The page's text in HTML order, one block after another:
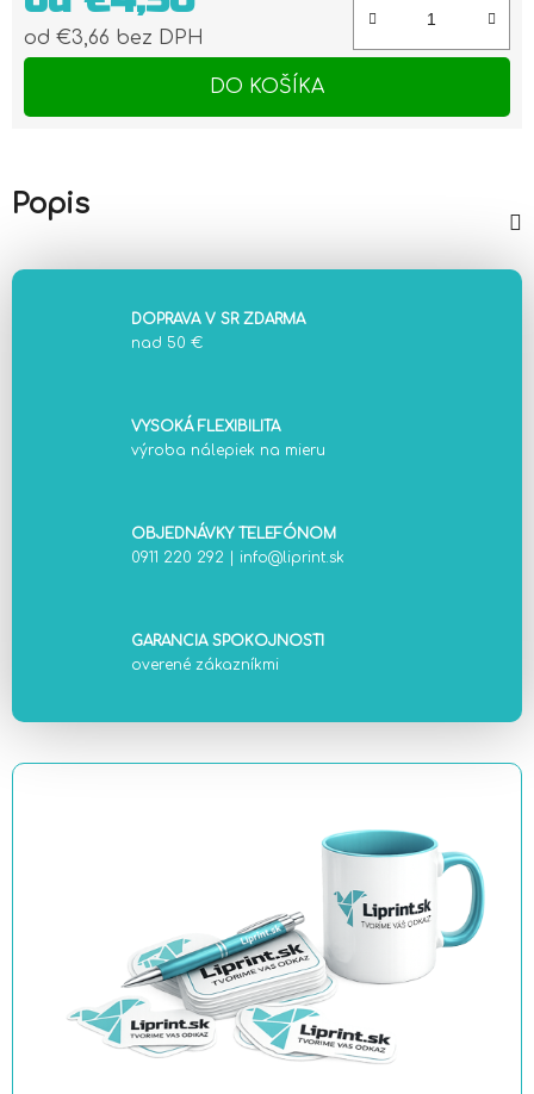
od €3,66 bez DPH
DO KOŠÍKA
Popis
DOPRAVA V SR ZDARMA
nad 50 €
VYSOKÁ FLEXIBILITA
výroba nálepiek na mieru
OBJEDNÁVKY TELEFÓNOM
0911 220 292
info@liprint.sk
GARANCIA SPOKOJNOSTI
overené zákazníkmi